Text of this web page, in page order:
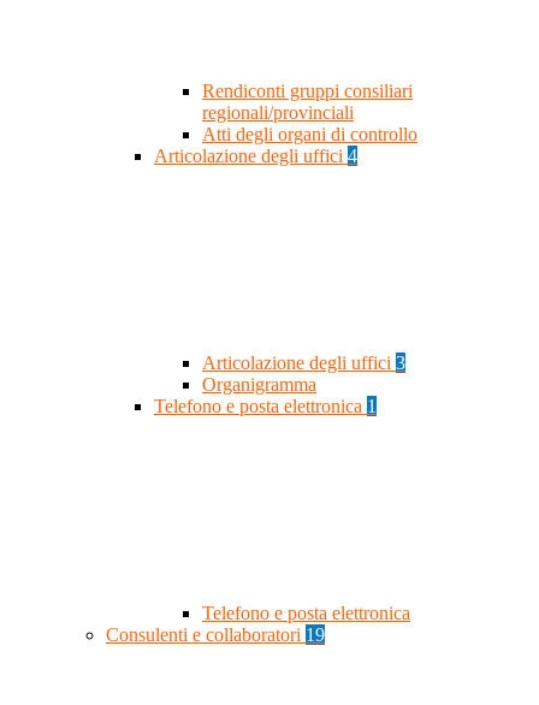
Rendiconti gruppi consiliari
regionali/provinciali
Atti degli organi di controllo
Articolazione degli uffici 4
Articolazione degli uffici 3
Organigramma
Telefono e posta elettronica 1
Telefono e posta elettronica
Consulenti e collaboratori 19